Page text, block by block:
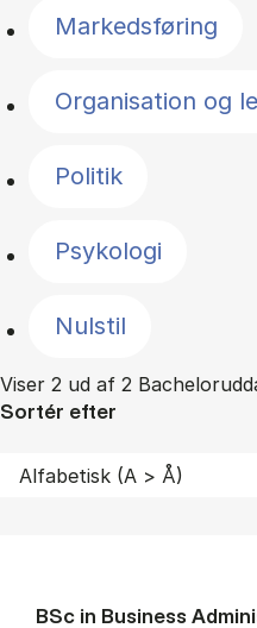
Markedsføring
Organisation og
Politik
Psykologi
Nulstil
Viser 2 ud af 2
Sortér efter
BSc in Busi­ness